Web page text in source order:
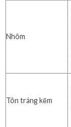
Nhôm
Tôn tráng kẽm